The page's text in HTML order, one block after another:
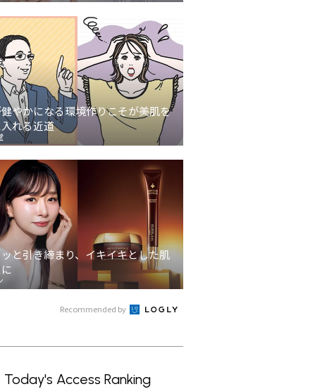
やかになる環境作りこそが美肌を
れる近道
と引き締まり、イキイキとした肌
Recommended by
Today's Access Ranking